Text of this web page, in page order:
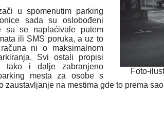
Foto-
u spomenutim parking
sada su oslobođeni
su se naplaćivale putem
ili SMS poruka, a uz to
ni o maksimalnom
Svi ostali propisi
i dalje zabranjeno
mesta za osobe s
zaustavljanje na mestima gde to prema